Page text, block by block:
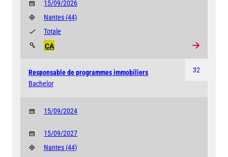
15/09/2026
Nantes (44)
CA
Totale
32
Responsable de programmes immobiliers
Bachelor
15/09/2024
15/09/2027
Nantes (44)